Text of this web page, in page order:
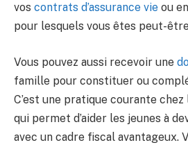
vos contrats d’assurance vie ou
pour lesquels vous êtes peut-
Vous pouvez aussi recevoir une
famille pour constituer ou
C’est une pratique courante
qui permet d’aider les jeunes à
avec un cadre fiscal avantageux.